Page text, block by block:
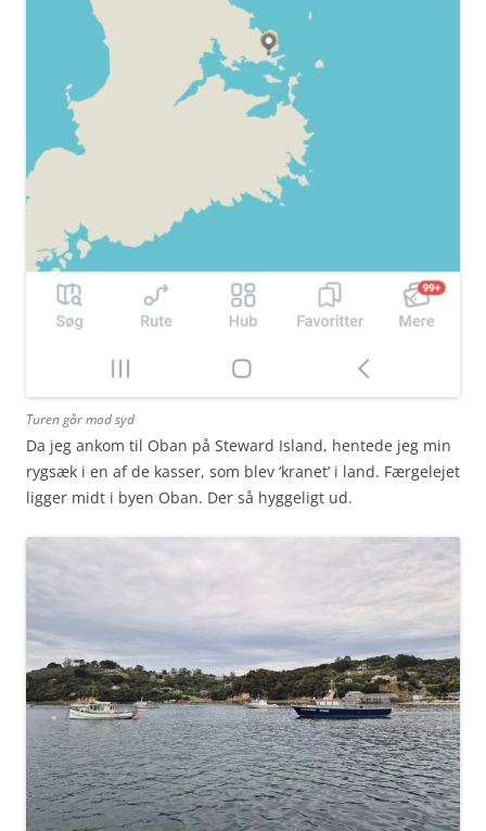
Turen går mod syd
Da jeg ankom til Oban på Steward Island, hentede jeg min
rygsæk i en af de kasser, som blev ‘kranet’ i land. Færgelejet
ligger midt i byen Oban. Der så hyggeligt ud.